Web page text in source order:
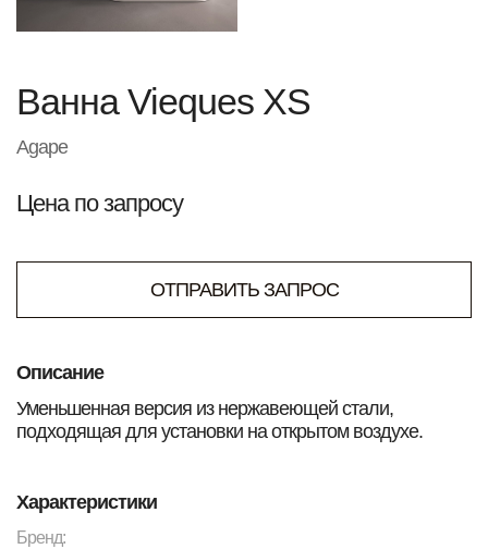
Ванна Vieques XS
Agape
Цена по запросу
ОТПРАВИТЬ ЗАПРОС
Описание
Уменьшенная версия из нержавеющей стали,
подходящая для установки на открытом воздухе.
Характеристики
Бренд: